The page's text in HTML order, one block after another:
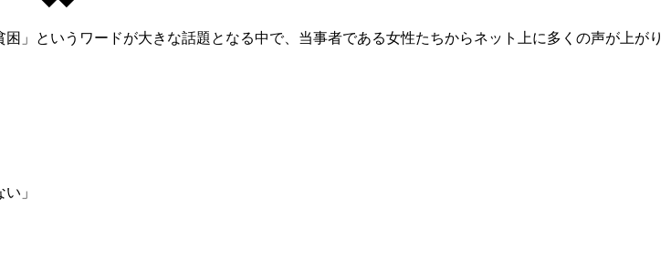
というワードが大きな話題となる中で、当事者である女性たちからネット上に多くの声が上がり
」